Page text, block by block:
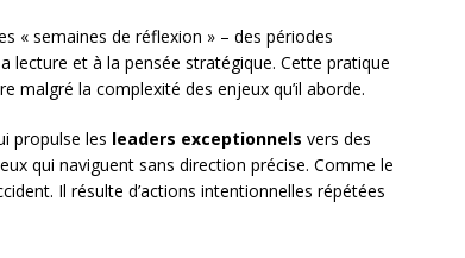
« semaines de réflexion » – des périodes
lecture et à la pensée stratégique. Cette pratique
malgré la complexité des enjeux qu’il aborde.
propulse les leaders exceptionnels vers des
qui naviguent sans direction précise. Comme le
Il résulte d’actions intentionnelles répétées